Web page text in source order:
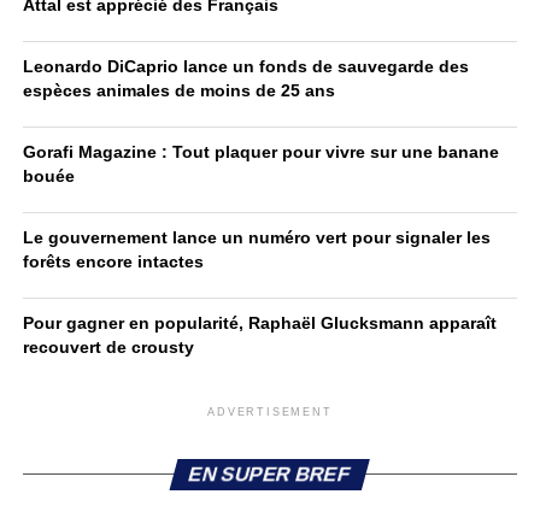
Attal est apprécié des Français
Leonardo DiCaprio lance un fonds de sauvegarde des
espèces animales de moins de 25 ans
Gorafi Magazine : Tout plaquer pour vivre sur une banane
bouée
Le gouvernement lance un numéro vert pour signaler les
forêts encore intactes
Pour gagner en popularité, Raphaël Glucksmann apparaît
recouvert de crousty
ADVERTISEMENT
EN SUPER BREF